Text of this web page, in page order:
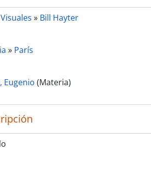
» Bill Hayter
» París
Eugenio (Materia)